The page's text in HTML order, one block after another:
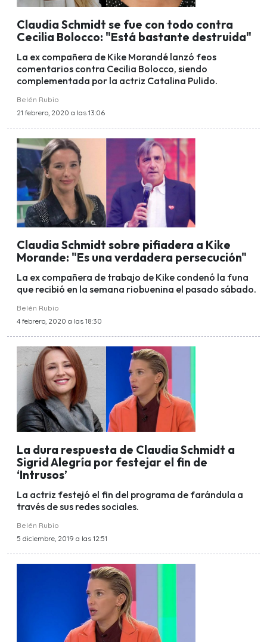
Claudia Schmidt se fue con todo contra
Cecilia Bolocco: "Está bastante destruida"
La ex compañera de Kike Morandé lanzó feos
comentarios contra Cecilia Bolocco, siendo
complementada por la actriz Catalina Pulido.
Belén Rubio
21 febrero, 2020 a las 13:06
Claudia Schmidt sobre pifiadera a Kike
Morande: "Es una verdadera persecución"
La ex compañera de trabajo de Kike condenó la funa
que recibió en la semana riobuenina el pasado sábado.
Belén Rubio
4 febrero, 2020 a las 18:30
La dura respuesta de Claudia Schmidt a
Sigrid Alegría por festejar el fin de
‘Intrusos’
La actriz festejó el fin del programa de farándula a
través de sus redes sociales.
Belén Rubio
5 diciembre, 2019 a las 12:51